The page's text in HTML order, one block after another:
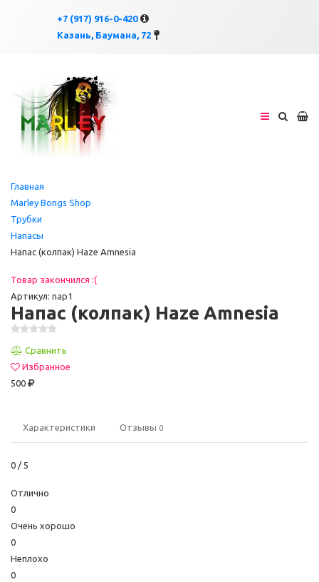
+7 (917) 916-0-420
Казань, Баумана, 72×
Главная
Marley Bongs Shop
Трубки
Напасы
Напас (колпак) Haze Amnesia
Товар закончился :(
Артикул: nap1
Напас (колпак) Haze Amnesia
Сравнить
Избранное
500
Характеристики Отзывы 0
0 / 5
Отлично
0
Очень хорошо
0
Неплохо
0